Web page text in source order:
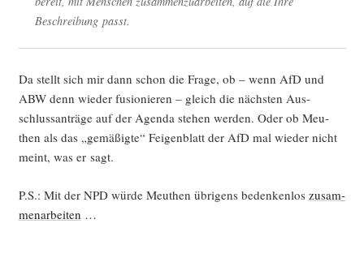
Beschrei­bung passt.
Da stellt sich mir dann schon die Fra­ge, ob – wenn AfD und
ABW denn wie­der fusio­nie­ren – gleich die nächs­ten Aus­
schluss­an­trä­ge auf der Agen­da ste­hen wer­den. Oder ob Meu­
then als das „gemä­ßig­te“ Fei­gen­blatt der AfD mal wie­der nicht
meint, was er sagt.
P.S.: Mit der NPD wür­de Meu­then übri­gens beden­ken­los zusam­
men­ar­bei­ten …